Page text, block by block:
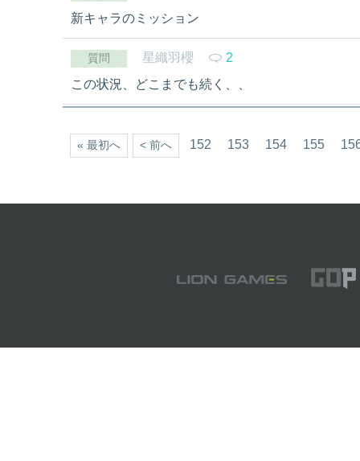
新キャラのミッション
質問 星織羽櫻
2
この状況、どこまでも続く、、
« 最初へ < 前へ 152 153 154 155